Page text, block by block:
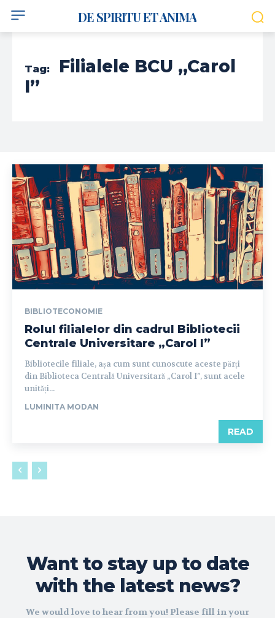
DE SPIRITU ET ANIMA
Tag:
Filialele BCU „Carol
I”
BIBLIOTECONOMIE
Rolul filialelor din cadrul Bibliotecii
Centrale Universitare „Carol I”
Bibliotecile filiale, așa cum sunt cunoscute aceste părți
din Biblioteca Centrală Universitară „Carol I”, sunt acele
unități...
LUMINITA MODAN
READ
Want to stay up to date
with the latest news?
We would love to hear from you! Please fill in your